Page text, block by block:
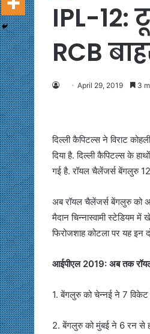
IPL-12:
RCB
April 29, 2019 3
दिल्ली कैपिटल्स ने विराट
दिया है. दिल्ली कैपिटल्स के
गई है. रॉयल चैलेंजर्स बेंगलुरु
अब रॉयल चैलेंजर्स बेंगलुरु को
मैदान चिन्नास्वामी स्टेडियम
फिरोजशाह कोटला पर यह इन
आईपीएल 2019: अब तक
1. बेंगलुरु को चेन्नई ने 7 विकेट
2. बेंगलुरु को मुंबई ने 6 रन से